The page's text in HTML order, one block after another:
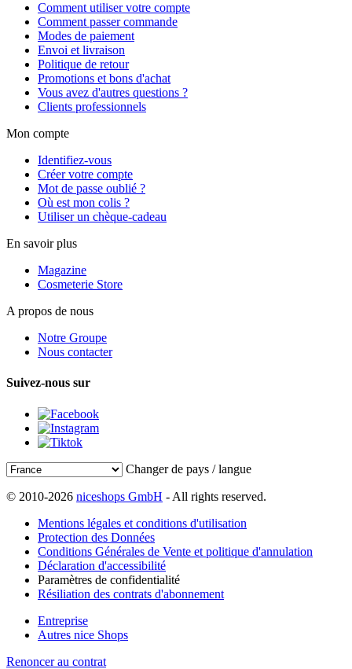
Comment utiliser votre compte
Comment passer commande
Modes de paiement
Envoi et livraison
Politique de retour
Promotions et bons d'achat
Vous avez d'autres questions ?
Clients professionnels
Mon compte
Identifiez-vous
Créer votre compte
Mot de passe oublié ?
Où est mon colis ?
Utiliser un chèque-cadeau
En savoir plus
Magazine
Cosmeterie Store
A propos de nous
Notre Groupe
Nous contacter
Suivez-nous sur
Changer de pays / langue
© 2010-2026 niceshops GmbH - All rights reserved.
Mentions légales et conditions d'utilisation
Protection des Données
Conditions Générales de Vente et politique d'annulation
Déclaration d'accessibilité
Paramètres de confidentialité
Résiliation des contrats d'abonnement
Entreprise
Autres nice Shops
Renoncer au contrat